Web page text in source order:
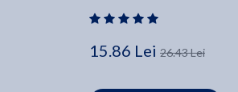
15.86 Lei 26.43 Lei